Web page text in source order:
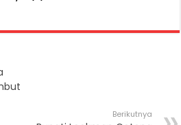
Berikutnya